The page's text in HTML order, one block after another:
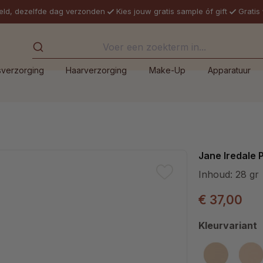
dezelfde dag verzonden Kies jouw gratis sample óf gift Gratis
Haarverzorging Make-Up Apparatuur
Jane Iredale
Inhoud: 28 gr
€ 37,00
Selecteer
Kleurvariant